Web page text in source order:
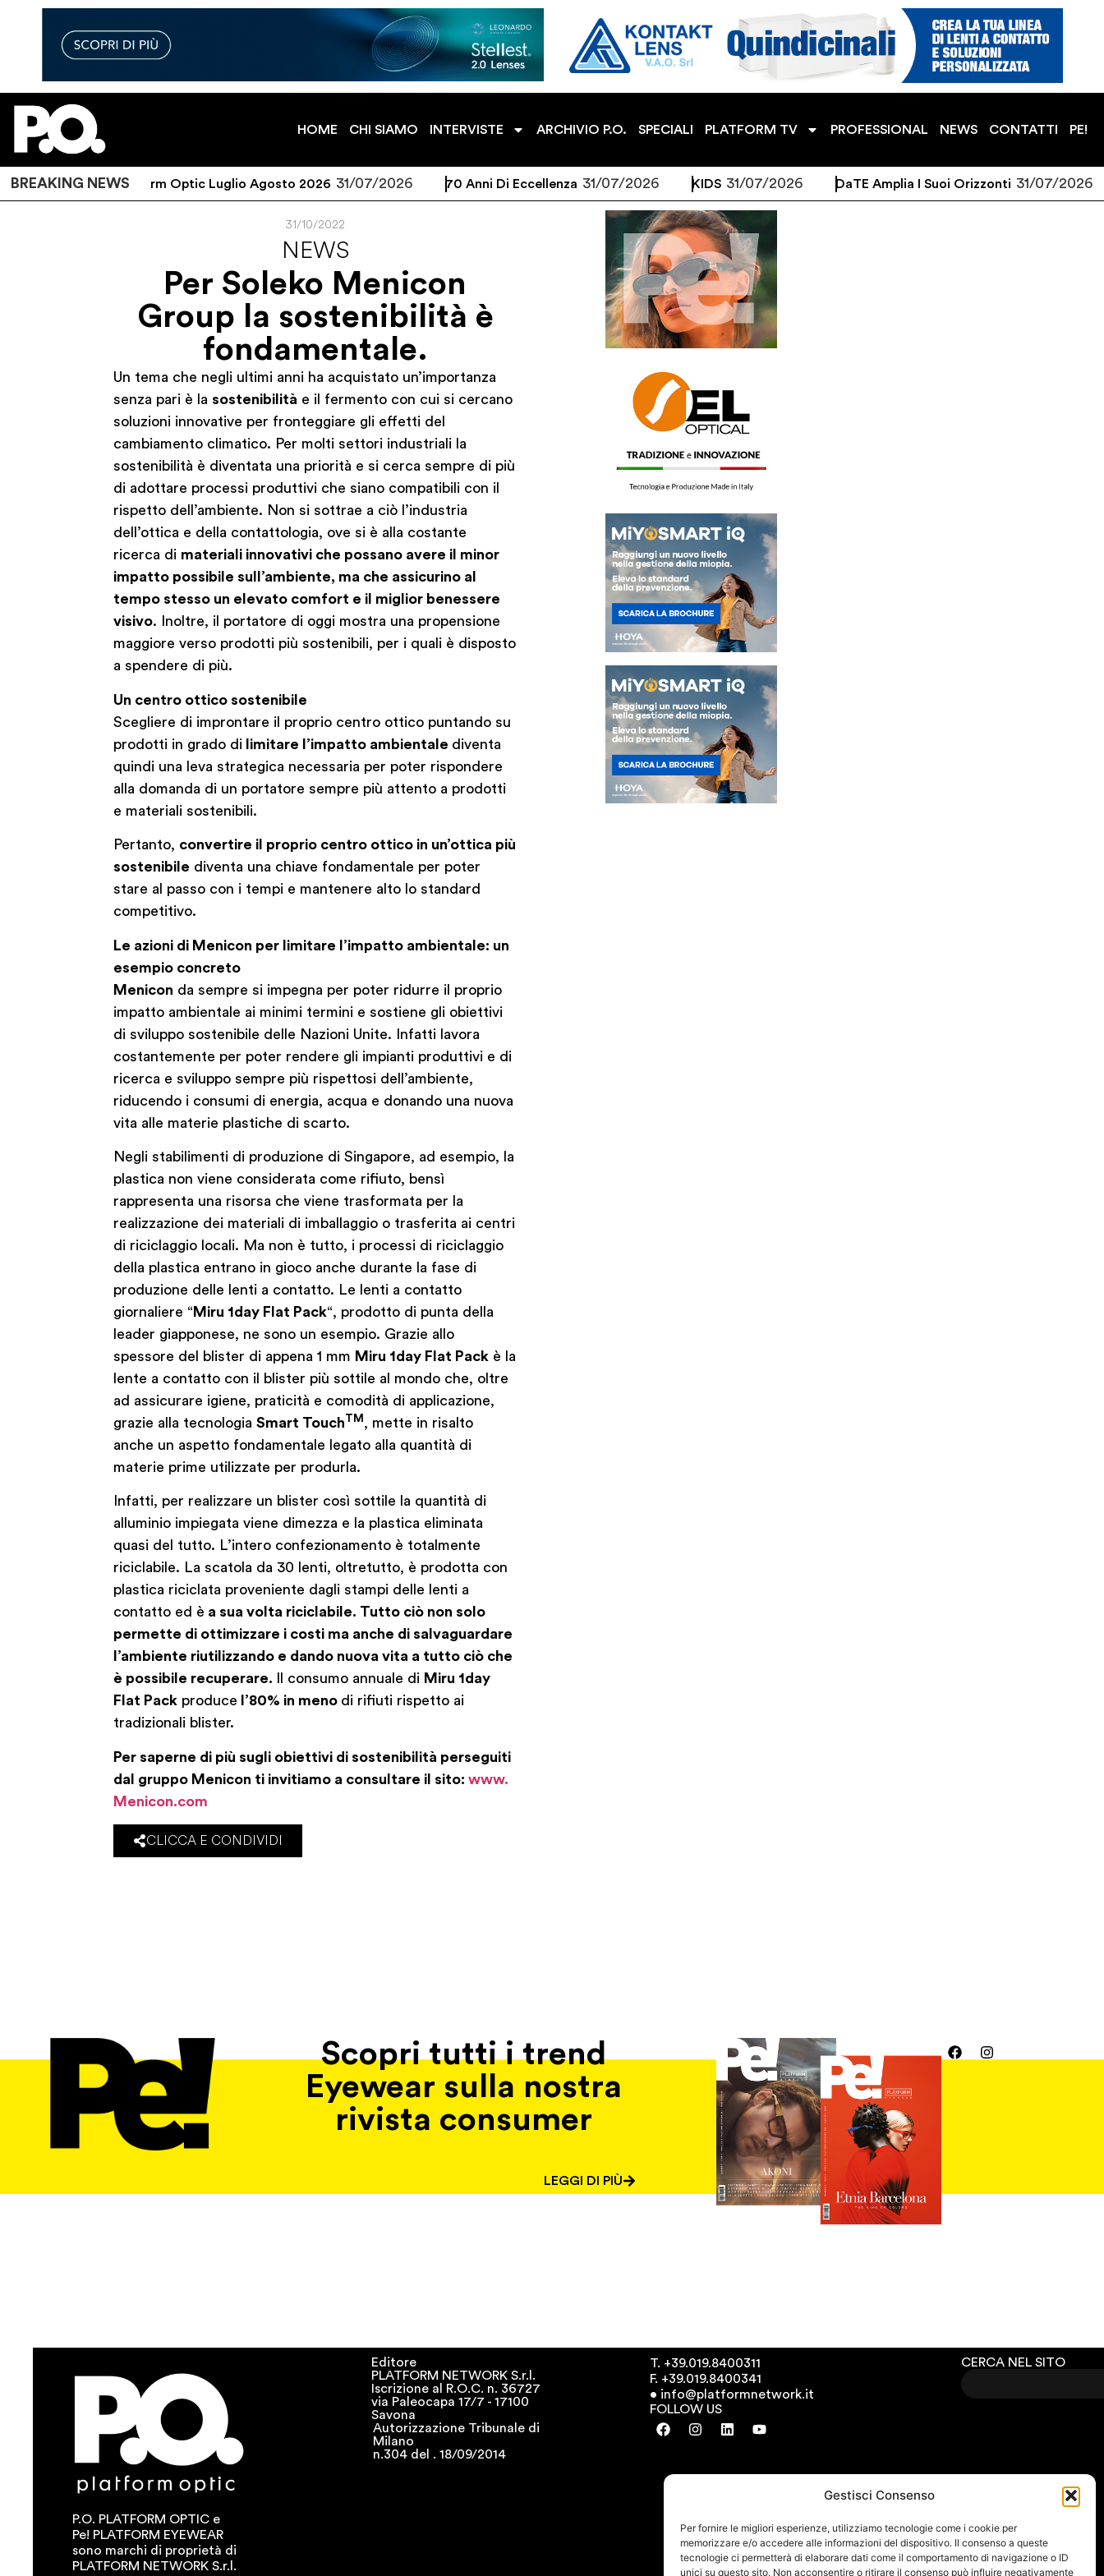
Gestisci Consenso
Per fornire le migliori esperienze, utilizziamo tecnologie come i cookie per
memorizzare e/o accedere alle informazioni del dispositivo. Il consenso a queste
tecnologie ci permetterà di elaborare dati come il comportamento di navigazione o ID
unici su questo sito. Non acconsentire o ritirare il consenso può influire negativamente
HOME CHI SIAMO INTERVISTE ARCHIVIO P.O. SPECIALI PLATFORM TV PROFESSIONAL NEWS CONTATTI PE!
BREAKING NEWS
P.O. Platform Optic Luglio Agosto 2026 31/07/2026 70 Anni Di Eccellenza 31/07/2026 KIDS 31/07/2026 DaTE Amplia I Suoi Orizzonti 31/07/2026
31/10/2022
NEWS
Per Soleko Menicon
Group la sostenibilità è
fondamentale.
Un tema che negli ultimi anni ha acquistato un’importanza
senza pari è la sostenibilità e il fermento con cui si cercano
soluzioni innovative per fronteggiare gli effetti del
cambiamento climatico. Per molti settori industriali la
sostenibilità è diventata una priorità e si cerca sempre di più
di adottare processi produttivi che siano compatibili con il
rispetto dell’ambiente. Non si sottrae a ciò l’industria
dell’ottica e della contattologia, ove si è alla costante
ricerca di materiali innovativi che possano avere il minor
impatto possibile sull’ambiente, ma che assicurino al
tempo stesso un elevato comfort e il miglior benessere
visivo. Inoltre, il portatore di oggi mostra una propensione
maggiore verso prodotti più sostenibili, per i quali è disposto
a spendere di più.
Un centro ottico sostenibile
Scegliere di improntare il proprio centro ottico puntando su
prodotti in grado di limitare l’impatto ambientale diventa
quindi una leva strategica necessaria per poter rispondere
alla domanda di un portatore sempre più attento a prodotti
e materiali sostenibili.
Pertanto, convertire il proprio centro ottico in un’ottica più
sostenibile diventa una chiave fondamentale per poter
stare al passo con i tempi e mantenere alto lo standard
competitivo.
Le azioni di Menicon per limitare l’impatto ambientale: un
esempio concreto
Menicon da sempre si impegna per poter ridurre il proprio
impatto ambientale ai minimi termini e sostiene gli obiettivi
di sviluppo sostenibile delle Nazioni Unite. Infatti lavora
costantemente per poter rendere gli impianti produttivi e di
ricerca e sviluppo sempre più rispettosi dell’ambiente,
riducendo i consumi di energia, acqua e donando una nuova
vita alle materie plastiche di scarto.
Negli stabilimenti di produzione di Singapore, ad esempio, la
plastica non viene considerata come rifiuto, bensì
rappresenta una risorsa che viene trasformata per la
realizzazione dei materiali di imballaggio o trasferita ai centri
di riciclaggio locali. Ma non è tutto, i processi di riciclaggio
della plastica entrano in gioco anche durante la fase di
produzione delle lenti a contatto. Le lenti a contatto
giornaliere “ Miru 1day Flat Pack“, prodotto di punta della
leader giapponese, ne sono un esempio. Grazie allo
spessore del blister di appena 1 mm Miru 1day Flat Packè la
lente a contatto con il blister più sottile al mondo che, oltre
ad assicurare igiene, praticità e comodità di applicazione,
grazie alla tecnologia Smart TouchTM , mette in risalto
anche un aspetto fondamentale legato alla quantità di
materie prime utilizzate per produrla.
Infatti, per realizzare un blister così sottile la quantità di
alluminio impiegata viene dimezza e la plastica eliminata
quasi del tutto. L’intero confezionamento è totalmente
riciclabile. La scatola da 30 lenti, oltretutto, è prodotta con
plastica riciclata proveniente dagli stampi delle lenti a
contatto ed è a sua volta riciclabile. Tutto ciò non solo
permette di ottimizzare i costi ma anche di salvaguardare
l’ambiente riutilizzando e dando nuova vita a tutto ciò che
è possibile recuperare.
Il consumo annuale di Miru 1day
Flat Packproduce l’80% in meno di rifiuti rispetto ai
tradizionali blister.
Per saperne di più sugli obiettivi di sostenibilità perseguiti
dal gruppo Menicon ti invitiamo a consultare il sito: www.
Menicon.com
CLICCA E CONDIVIDI
Scopri tutti i trend
Eyewear sulla nostra
rivista consumer
LEGGI DI PIÙ
P.O. PLATFORM OPTIC e
Pe! PLATFORM EYEWEAR
sono marchi di proprietà di
PLATFORM NETWORK S.r.l.
Editore
PLATFORM NETWORK S.r.l.
Iscrizione al R.O.C. n. 36727
via Paleocapa 17/7 - 17100
Savona
Autorizzazione Tribunale di
Milano
n.304 del . 18/09/2014
T. +39.019.8400311
F. +39.019.8400341
• info@platformnetwork.it
FOLLOW US
CERCA NEL SITO